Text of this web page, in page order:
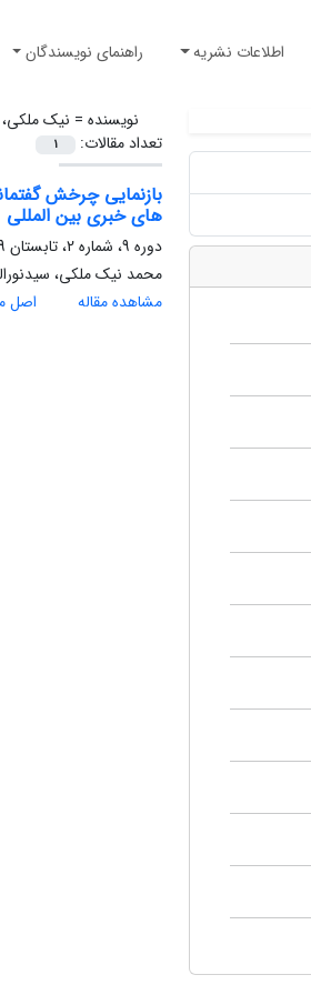
اطلاعات نشریه راهنمای نویسندگان
نویسنده = نیک
تعداد مقالات:
1
بازنمایی چرخش
های خبری بین المللی
دوره 9، شماره 2، تابستان 1399، صفحه
محمد نیک ملکی،
مشاهده مقاله
اصل